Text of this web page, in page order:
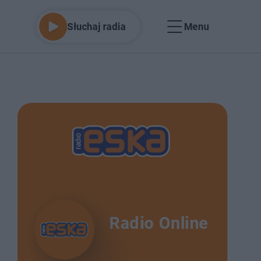
Słuchaj radia Menu
Radio Online